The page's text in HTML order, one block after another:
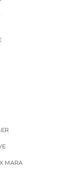
MARA